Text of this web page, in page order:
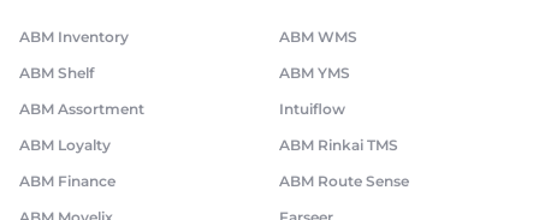
ABM Inventory
ABM WMS
ABM Shelf
ABM YMS
ABM Assortment
Intuiflow
ABM Loyalty
ABM Rinkai TMS
ABM Finance
ABM Route Sense